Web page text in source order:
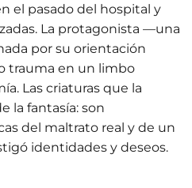
el pasado del hospital y
La protagonista —una
por su orientación
trauma en un limbo
Las criaturas que la
la fantasía: son
del maltrato real y de un
identidades y deseos.